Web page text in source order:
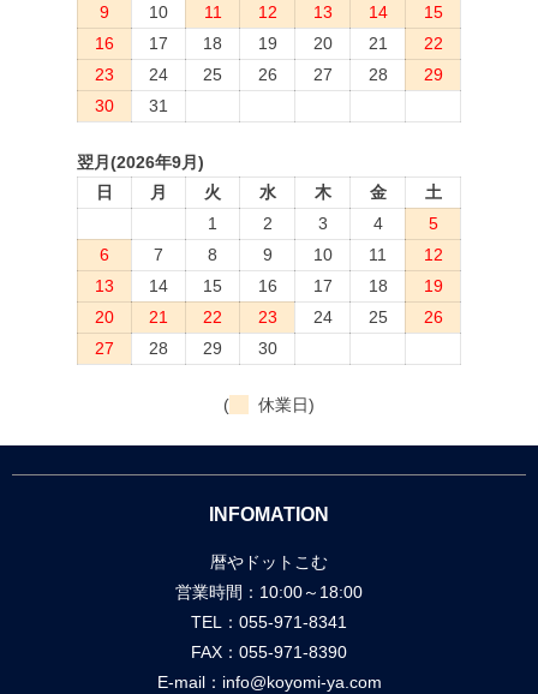
9
10 11 12 13 14
15
16
17 18 19 20 21
22
23
24 25 26 27 28
29
30
31
翌月(2026年9月)
日
月 火 水 木 金
土
1
2 3 4
5
6
7 8 9 10 11
12
13
14 15 16 17 18
19
20
21 22 23 24 25
26
27
28 29 30
( 休業日)
INFOMATION
暦やドットこむ
営業時間：10:00～18:00
TEL：055-971-8341
FAX：055-971-8390
E-mail： info@koyomi-ya.com